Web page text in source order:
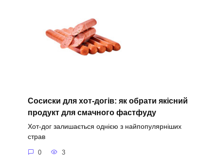
Сосиски для хот-догів: як обрати якісний
продукт для смачного фастфуду
Хот-дог залишається однією з найпопулярніших
страв
0 3